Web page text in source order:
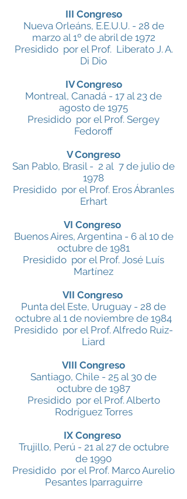
III Congreso
Nueva Orleáns, E.E.U.U. - 28 de
marzo al 1º de abril de 1972
Presidido por el Prof. Liberato J. A.
Di Dio
IV Congreso
Montreal, Canadá - 17 al 23 de
agosto de 1975
Presidido por el Prof. Sergey
Fedoroff
V Congreso
San Pablo, Brasil - 2 al 7 de julio de
1978
Presidido por el Prof. Eros Ábranles
Erhart
VI Congreso
Buenos Aires, Argentina - 6 al 10 de
octubre de 1981
Presidido por el Prof. José Luís
Martínez
VII Congreso
Punta del Este, Uruguay - 28 de
octubre al 1 de noviembre de 1984
Presidido por el Prof. Alfredo Ruiz-
Liard
VIII Congreso
Santiago, Chile - 25 al 30 de
octubre de 1987
Presidido por el Prof. Alberto
Rodríguez Torres
IX Congreso
Trujillo, Perú - 21 al 27 de octubre
de 1990
Presidido por el Prof. Marco Aurelio
Pesantes Iparraguirre